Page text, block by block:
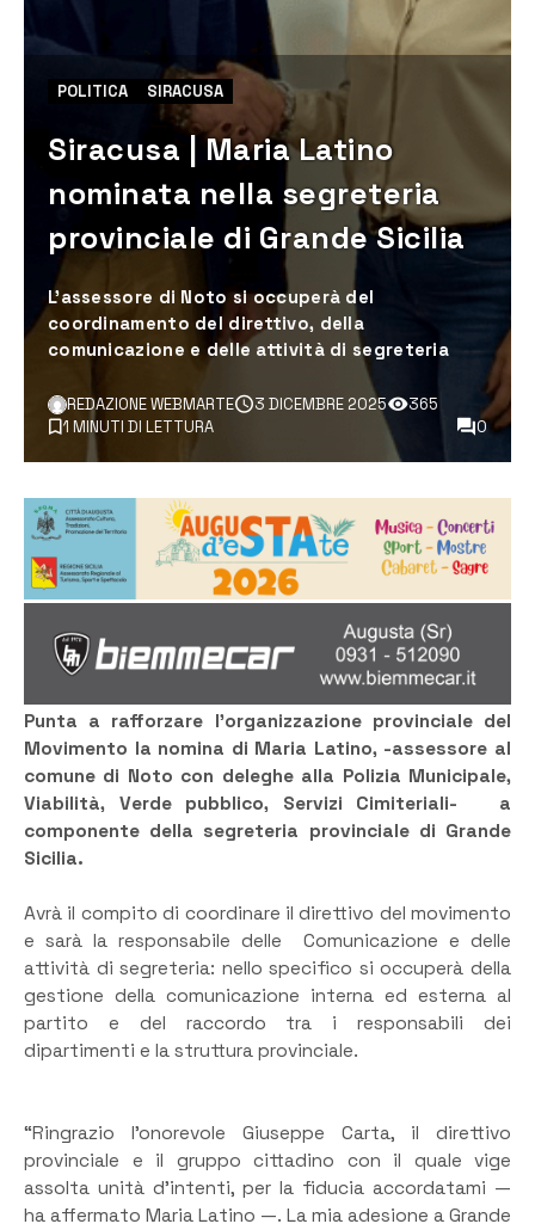
POLITICA SIRACUSA
Siracusa | Maria Latino
nominata nella segreteria
provinciale di Grande Sicilia
L’assessore di Noto si occuperà del
coordinamento del direttivo, della
comunicazione e delle attività di segreteria
REDAZIONE WEBMARTE 3 DICEMBRE 2025
365
1 MINUTI DI LETTURA
0
Punta a rafforzare l’organizzazione provinciale del
Movimento la nomina di Maria Latino, -assessore al
comune di Noto con deleghe alla Polizia Municipale,
Viabilità, Verde pubblico, Servizi Cimiteriali- a
componente della segreteria provinciale di Grande
Sicilia.
Avrà il compito di coordinare il direttivo del movimento
e sarà la responsabile delle Comunicazione e delle
attività di segreteria: nello specifico si occuperà della
gestione della comunicazione interna ed esterna al
partito e del raccordo tra i responsabili dei
dipartimenti e la struttura provinciale.
“Ringrazio l’onorevole Giuseppe Carta, il direttivo
provinciale e il gruppo cittadino con il quale vige
assolta unità d’intenti, per la fiducia accordatami —
ha affermato Maria Latino —. La mia adesione a Grande